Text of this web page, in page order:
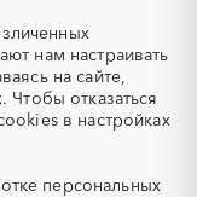
продукция
резка
область
республика
округ - Югра
нам настраивать
на сайте,
Чтобы отказаться
в настройках
персональных